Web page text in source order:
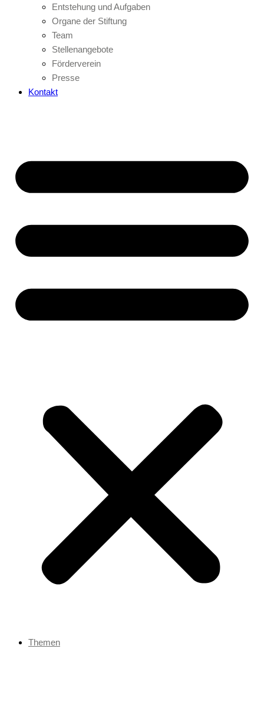
Entstehung und Aufgaben
Organe der Stiftung
Team
Stellenangebote
Förderverein
Presse
Kontakt
Themen